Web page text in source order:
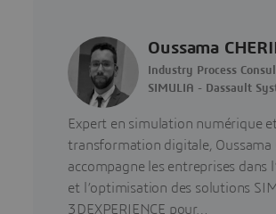
Oussama
Industry Process
SIMULIA - Dassault
Expert en simulation numérique et
transformation digitale, Oussama
accompagne les entreprises dans
et l’optimisation des solutions
3DEXPERIENCE pour…